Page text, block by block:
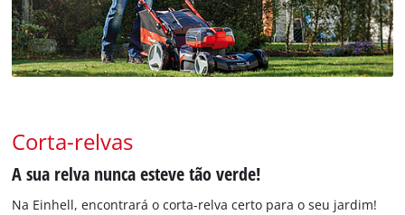
Corta-relvas
A sua relva nunca esteve tão verde!
Na Einhell, encontrará o corta-relva certo para o seu jardim!